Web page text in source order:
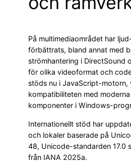
På multimediaområdet har
förbättrats, bland annat med
strömhantering i DirectSound
för olika videoformat och
stöds nu i JavaScript-
kompatibiliteten med
komponenter i Windows-
Internationellt stöd har
och lokaler baserade på
48, Unicode-standarden 17.0
från IANA 2025a.